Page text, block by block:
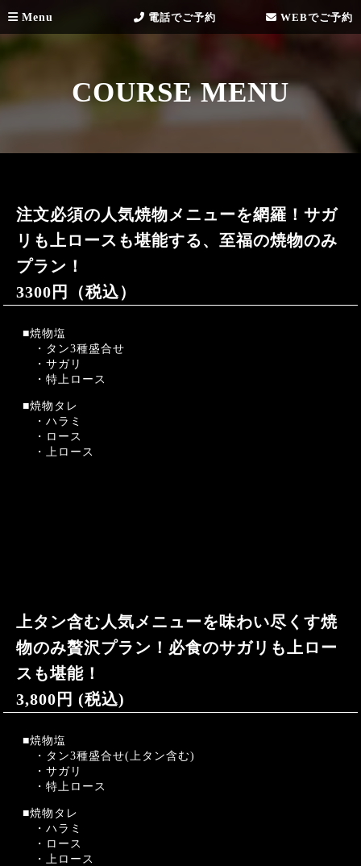
Menu 電話でご予約 WEBでご予約
COURSE MENU
注文必須の人気焼物メニューを網羅！サガ
リも上ロースも堪能する、至福の焼物のみ
プラン！
3300円（税込）
■焼物塩
・タン3種盛合せ
・サガリ
・特上ロース
■焼物タレ
・ハラミ
・ロース
・上ロース
上タン含む人気メニューを味わい尽くす焼
物のみ贅沢プラン！必食のサガリも上ロー
スも堪能！
3,800円 (税込)
■焼物塩
・タン3種盛合せ(上タン含む)
・サガリ
・特上ロース
■焼物タレ
・ハラミ
・ロース
・上ロース